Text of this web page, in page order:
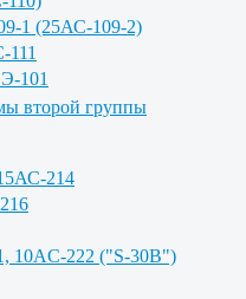
1 (25АС-109-2)
111
101
второй группы
214
10AC-222 ("S-30B")